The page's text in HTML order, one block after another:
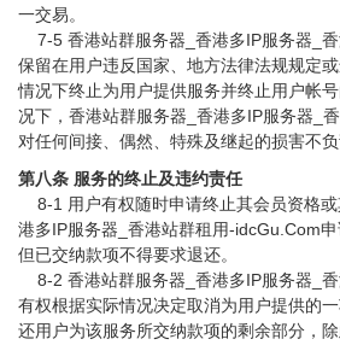
一交易。
7-5 香港站群服务器_香港多IP服务器_
保留在用户违反国家、地方法律法规规定
情况下终止为用户提供服务并终止用户帐
况下，香港站群服务器_香港多IP服务器_
对任何间接、偶然、特殊及继起的损害不负
第八条 服务的终止及违约责任
8-1 用户有权随时申请终止其会员资格
港多IP服务器_香港站群租用-idcGu.Com申
但已交纳款项不得要求退还。
8-2 香港站群服务器_香港多IP服务器_
有权根据实际情况决定取消为用户提供的
还用户为该服务所交纳款项的剩余部分，除